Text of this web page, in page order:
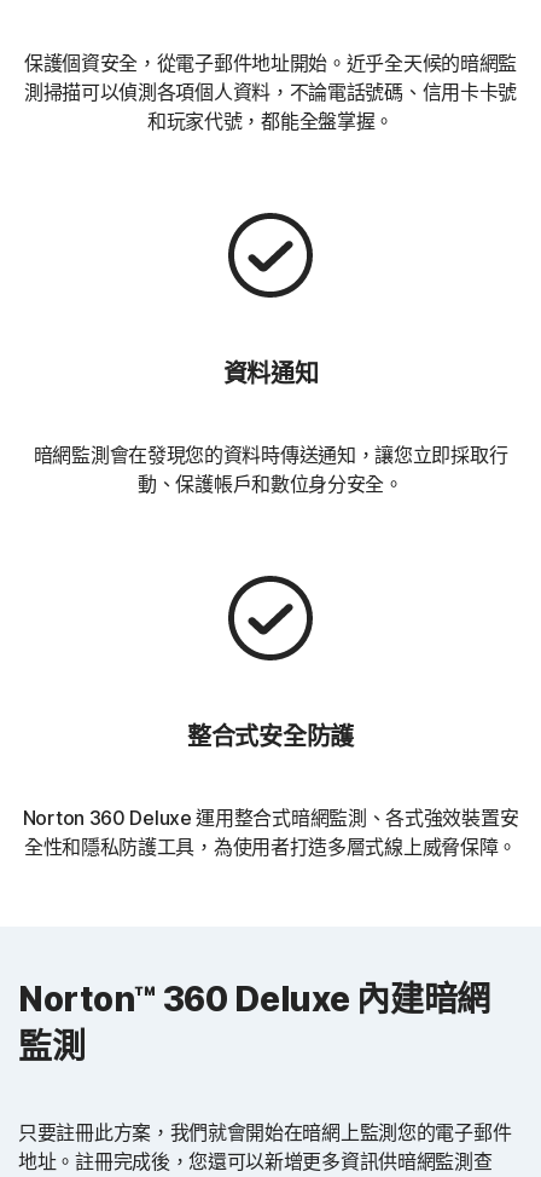
保護個資安全，從電子郵件地址開始。近乎全天候的暗網監
測掃描可以偵測各項個人資料，不論電話號碼、信用卡卡號
和玩家代號，都能全盤掌握。
資料通知
暗網監測會在發現您的資料時傳送通知，讓您立即採取行
動、保護帳戶和數位身分安全。
整合式安全防護
Norton 360 Deluxe 運用整合式暗網監測、各式強效裝置安
全性和隱私防護工具，為使用者打造多層式線上威脅保障。
Norton™ 360 Deluxe 內建暗網
監測
只要註冊此方案，我們就會開始在暗網上監測您的電子郵件
地址。註冊完成後，您還可以新增更多資訊供暗網監測查